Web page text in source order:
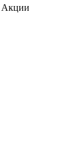
Акции